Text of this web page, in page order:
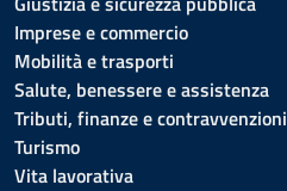
Imprese e commercio
Mobilità e trasporti
Salute, benessere e assistenza
Tributi, finanze e contravvenzioni
Turismo
Vita lavorativa